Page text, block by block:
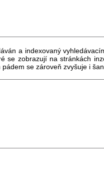
a indexovaný
zobrazují na stránkách
se zároveň zvyšuje i